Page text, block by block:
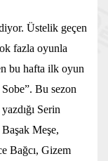
Üstelik geçen
fazla oyunla
bu hafta ilk oyun
Bu sezon
Serin
Meşe,
Bağcı, Gizem